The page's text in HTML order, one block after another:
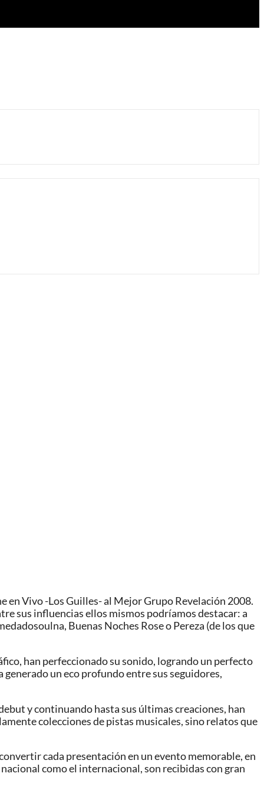
en Vivo -Los Guilles- al Mejor Grupo Revelación 2008.
sus influencias ellos mismos podríamos destacar: a
Buenas Noches Rose o Pereza (de los que
han perfeccionado su sonido, logrando un perfecto
un eco profundo entre sus seguidores,
y continuando hasta sus últimas creaciones, han
colecciones de pistas musicales, sino relatos que
cada presentación en un evento memorable, en
como el internacional, son recibidas con gran